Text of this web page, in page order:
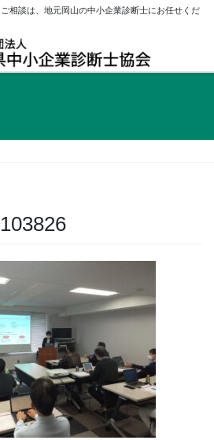
相談は、地元岡山の中小企業診断士にお任せくだ